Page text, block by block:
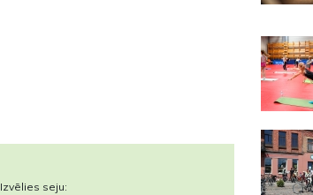
Izvēlies seju: